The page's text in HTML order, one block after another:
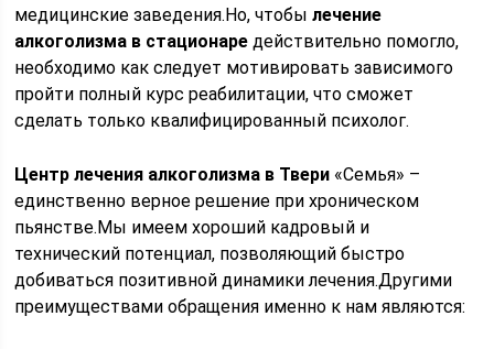
медицинские заведения.Но, чтобылечение
алкоголизма в стационаре действительно помогло,
необходимо как следует мотивировать зависимого
пройти полный курс реабилитации, что сможет
сделать только квалифицированный психолог.
Центр лечения алкоголизма в Твери «Семья» –
единственно верное решение при хроническом
пьянстве.Мы имеем хороший кадровый и
технический потенциал, позволяющий быстро
добиваться позитивной динамики лечения.Другими
преимуществами обращения именно к нам являются: